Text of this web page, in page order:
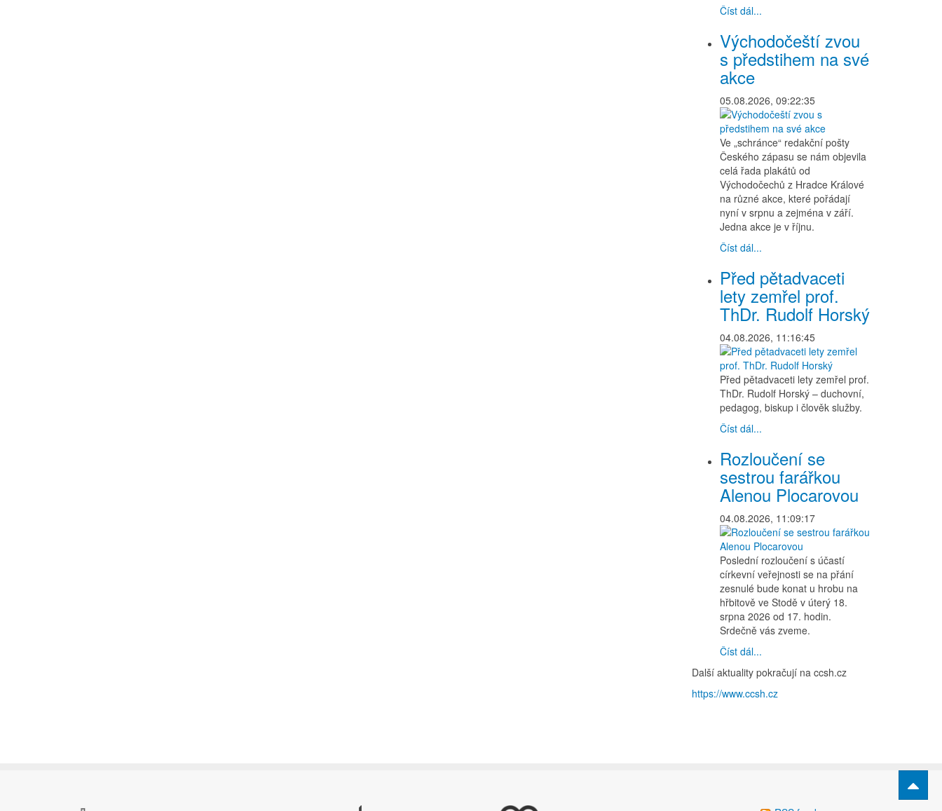
Číst dál...
Východočeští zvou
s předstihem na své
akce
05.08.2026, 09:22:35
Ve „schránce“ redakční pošty
Českého zápasu se nám objevila
celá řada plakátů od
Východočechů z Hradce Králové
na různé akce, které pořádají
nyní v srpnu a zejména v září.
Jedna akce je v říjnu.
Číst dál...
Před pětadvaceti
lety zemřel prof.
ThDr. Rudolf Horský
04.08.2026, 11:16:45
Před pětadvaceti lety zemřel prof.
ThDr. Rudolf Horský – duchovní,
pedagog, biskup i člověk služby.
Číst dál...
Rozloučení se
sestrou farářkou
Alenou Plocarovou
04.08.2026, 11:09:17
Poslední rozloučení s účastí
církevní veřejnosti se na přání
zesnulé bude konat u hrobu na
hřbitově ve Stodě v úterý 18.
srpna 2026 od 17. hodin.
Srdečně vás zveme.
Číst dál...
Další aktuality pokračují na ccsh.cz
https://www.ccsh.cz